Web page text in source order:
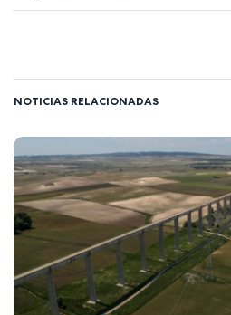
NOTICIAS RELACIONADAS